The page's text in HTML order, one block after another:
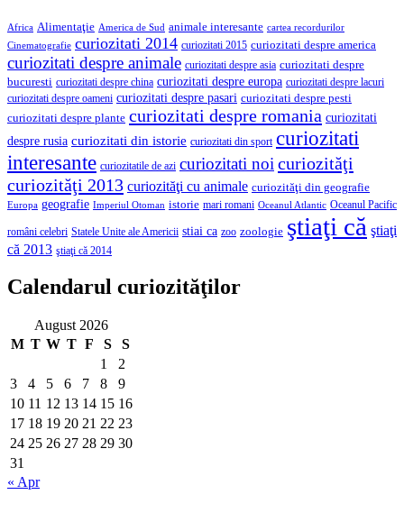
Africa Alimentaţie America de Sud animale interesante cartea recordurilor
Cinematografie curiozitati 2014 curiozitati 2015 curiozitati despre america
curiozitati despre animale curiozitati despre asia curiozitati despre
bucuresti curiozitati despre china curiozitati despre europa curiozitati despre lacuri
curiozitati despre oameni curiozitati despre pasari curiozitati despre pesti
curiozitati despre plante curiozitati despre romania curiozitati
despre rusia curiozitati din istorie curiozitati din sport curiozitati
interesante curiozitatile de azi curiozitati noi curiozităţi
curiozităţi 2013 curiozităţi cu animale curiozităţi din geografie
Europa geografie Imperiul Otoman istorie mari romani Oceanul Atlantic Oceanul Pacific
români celebri Statele Unite ale Americii stiai ca zoo zoologie ştiaţi că ştiaţi
că 2013 ştiaţi că 2014
Calendarul curiozităţilor
August 2026
M T W T F S
S
1
2
3
4 5 6 7 8
9
10 11 12 13 14 15 16
17 18 19 20 21 22 23
24 25 26 27 28 29 30
31
« Apr